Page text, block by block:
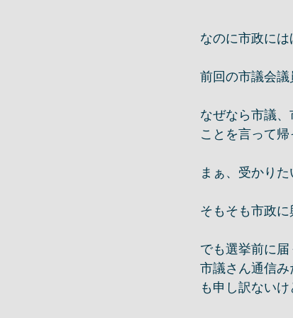
なのに市政には
前回の市議会
なぜなら市議
ことを言って帰
まぁ、受かりた
そもそも市政
でも選挙前に
市議さん通信
も申し訳ない